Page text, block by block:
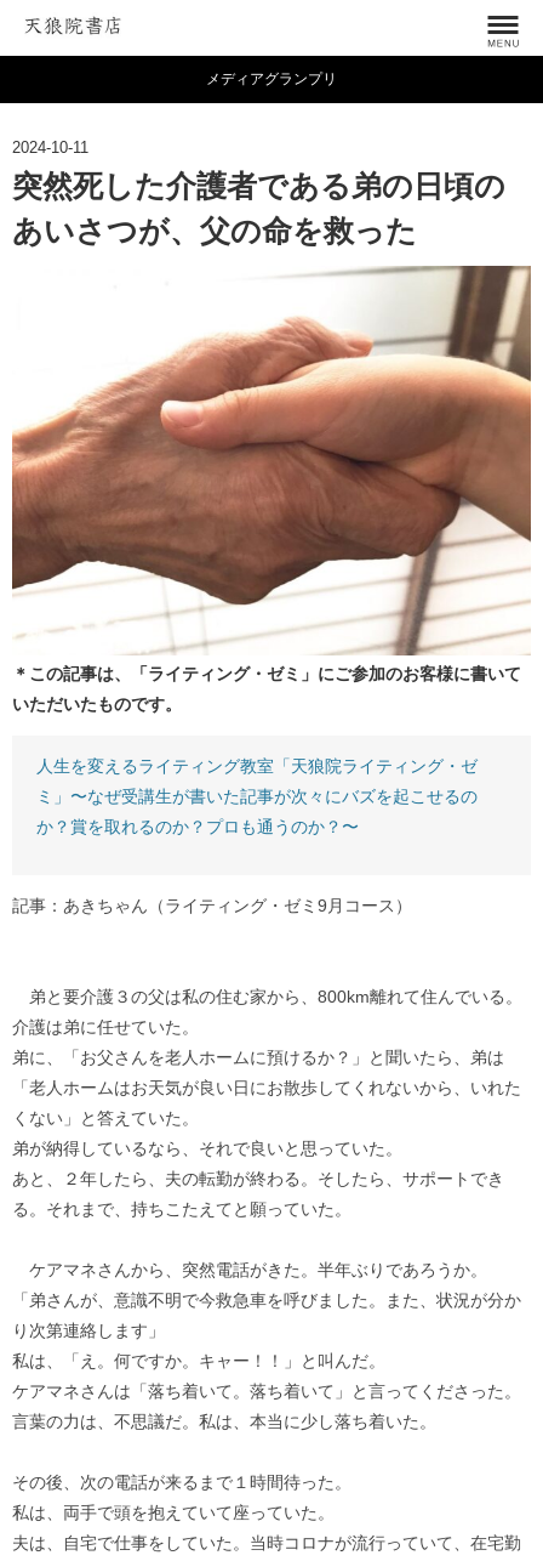
メディアグランプリ
2024-10-11
突然死した介護者である弟の日頃の
あいさつが、父の命を救った
＊この記事は、「ライティング・ゼミ」にご参加のお客様に書いて
いただいたものです。
人生を変えるライティング教室「天狼院ライティング・ゼ
ミ」〜なぜ受講生が書いた記事が次々にバズを起こせるの
か？賞を取れるのか？プロも通うのか？〜
記事：あきちゃん（ライティング・ゼミ9月コース）
弟と要介護３の父は私の住む家から、800km離れて住んでいる。
介護は弟に任せていた。
弟に、「お父さんを老人ホームに預けるか？」と聞いたら、弟は
「老人ホームはお天気が良い日にお散歩してくれないから、いれた
くない」と答えていた。
弟が納得しているなら、それで良いと思っていた。
あと、２年したら、夫の転勤が終わる。そしたら、サポートでき
る。それまで、持ちこたえてと願っていた。
ケアマネさんから、突然電話がきた。半年ぶりであろうか。
「弟さんが、意識不明で今救急車を呼びました。また、状況が分か
り次第連絡します」
私は、「え。何ですか。キャー！！」と叫んだ。
ケアマネさんは「落ち着いて。落ち着いて」と言ってくださった。
言葉の力は、不思議だ。私は、本当に少し落ち着いた。
その後、次の電話が来るまで１時間待った。
私は、両手で頭を抱えていて座っていた。
夫は、自宅で仕事をしていた。当時コロナが流行っていて、在宅勤